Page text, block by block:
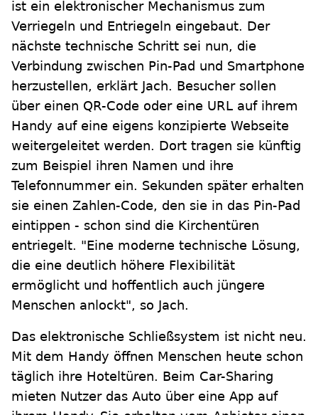
ist ein elektronischer Mechanismus zum
Verriegeln und Entriegeln eingebaut. Der
nächste technische Schritt sei nun, die
Verbindung zwischen Pin-Pad und Smartphone
herzustellen, erklärt Jach. Besucher sollen
über einen QR-Code oder eine URL auf ihrem
Handy auf eine eigens konzipierte Webseite
weitergeleitet werden. Dort tragen sie künftig
zum Beispiel ihren Namen und ihre
Telefonnummer ein. Sekunden später erhalten
sie einen Zahlen-Code, den sie in das Pin-Pad
eintippen - schon sind die Kirchentüren
entriegelt. "Eine moderne technische Lösung,
die eine deutlich höhere Flexibilität
ermöglicht und hoffentlich auch jüngere
Menschen anlockt", so Jach.
Das elektronische Schließsystem ist nicht neu.
Mit dem Handy öffnen Menschen heute schon
täglich ihre Hoteltüren. Beim Car-Sharing
mieten Nutzer das Auto über eine App auf